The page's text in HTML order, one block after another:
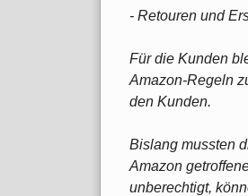
- Retouren und
Für die Kunden
Amazon-Regeln
den Kunden.
Bislang mussten
Amazon
unberechtigt,